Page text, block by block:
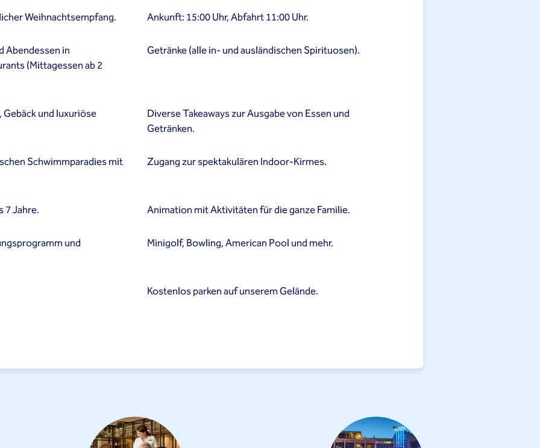
Weihnachtsempfang. Ankunft: 15:00 Uhr, Abfahrt 11:00 Uhr.
Abendessen in
(Mittagessen ab 2
Getränke (alle in- und ausländischen Spirituosen).
und luxuriöse
Diverse Takeaways zur Ausgabe von Essen und
Getränken.
Schwimmparadies mit
Zugang zur spektakulären Indoor-Kirmes.
7 Jahre. Animation mit Aktivitäten für die ganze Familie.
und
Minigolf, Bowling, American Pool und mehr.
Kostenlos parken auf unserem Gelände.